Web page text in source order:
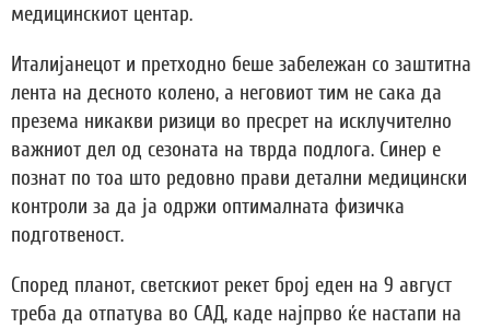
медицинскиот центар.
Италијанецот и претходно беше забележан со заштитна
лента на десното колено, а неговиот тим не сака да
презема никакви ризици во пресрет на исклучително
важниот дел од сезоната на тврда подлога. Синер е
познат по тоа што редовно прави детални медицински
контроли за да ја одржи оптималната физичка
подготвеност.
Според планот, светскиот рекет број еден на 9 август
треба да отпатува во САД, каде најпрво ќе настапи на